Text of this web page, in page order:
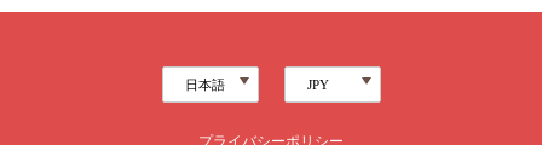
プライバシーポリシー